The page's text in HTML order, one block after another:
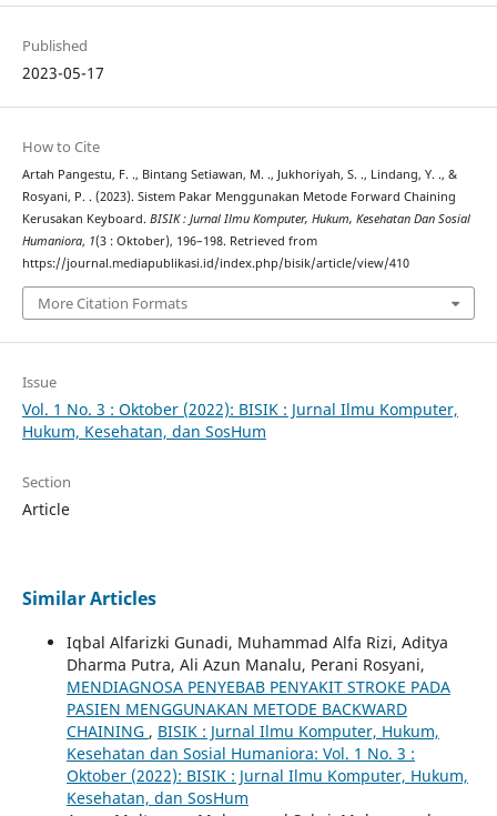
Published
2023-05-17
How to Cite
Artah Pangestu, F. ., Bintang Setiawan, M. ., Jukhoriyah, S. ., Lindang, Y. ., &
Rosyani, P. . (2023). Sistem Pakar Menggunakan Metode Forward Chaining
Kerusakan Keyboard. BISIK : Jurnal Ilmu Komputer, Hukum, Kesehatan Dan Sosial
Humaniora, 1(3 : Oktober), 196–198. Retrieved from
https://journal.mediapublikasi.id/index.php/bisik/article/view/410
More Citation Formats
Issue
Vol. 1 No. 3 : Oktober (2022): BISIK : Jurnal Ilmu Komputer,
Hukum, Kesehatan, dan SosHum
Section
Article
Similar Articles
Iqbal Alfarizki Gunadi, Muhammad Alfa Rizi, Aditya
Dharma Putra, Ali Azun Manalu, Perani Rosyani,
MENDIAGNOSA PENYEBAB PENYAKIT STROKE PADA
PASIEN MENGGUNAKAN METODE BACKWARD
CHAINING , BISIK : Jurnal Ilmu Komputer, Hukum,
Kesehatan dan Sosial Humaniora: Vol. 1 No. 3 :
Oktober (2022): BISIK : Jurnal Ilmu Komputer, Hukum,
Kesehatan, dan SosHum